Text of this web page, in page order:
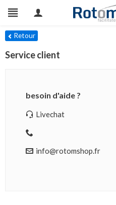
Retour
Service client
besoin d'aide ?
Livechat
info@rotomshop.fr